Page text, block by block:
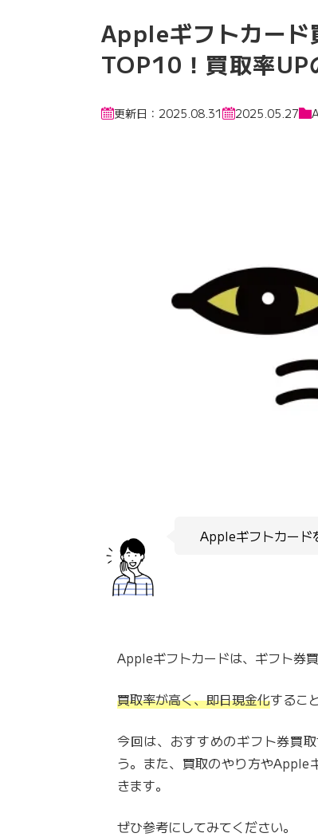
Appleギフトカード
TOP10！買取率UP
更新日：2025.08.31 2025.05.27
Appleギフトカード
Appleギフトカードは、ギフト券
買取率が高く、即日現金化するこ
今回は、おすすめのギフト券買
う。また、買取のやり方やApple
きます。
ぜひ参考にしてみてください。